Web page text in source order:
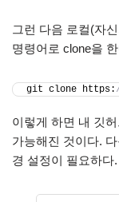
그런 다음 로컬(자
명령어로 clone을
git clone https:
이렇게 하면 내 깃
가능해진 것이다.
경 설정이 필요하다